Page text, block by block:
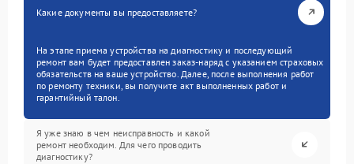
Какие документы вы предоставляете?
На этапе приема устройства на диагностику и последующий
ремонт вам будет предоставлен заказ-наряд с указанием страховых
обязательств на ваше устройство. Далее, после выполнения работ
по ремонту техники, вы получите акт выполненных работ и
гарантийный талон.
Я уже знаю в чем неисправность и какой
ремонт необходим. Для чего проводить
диагностику?